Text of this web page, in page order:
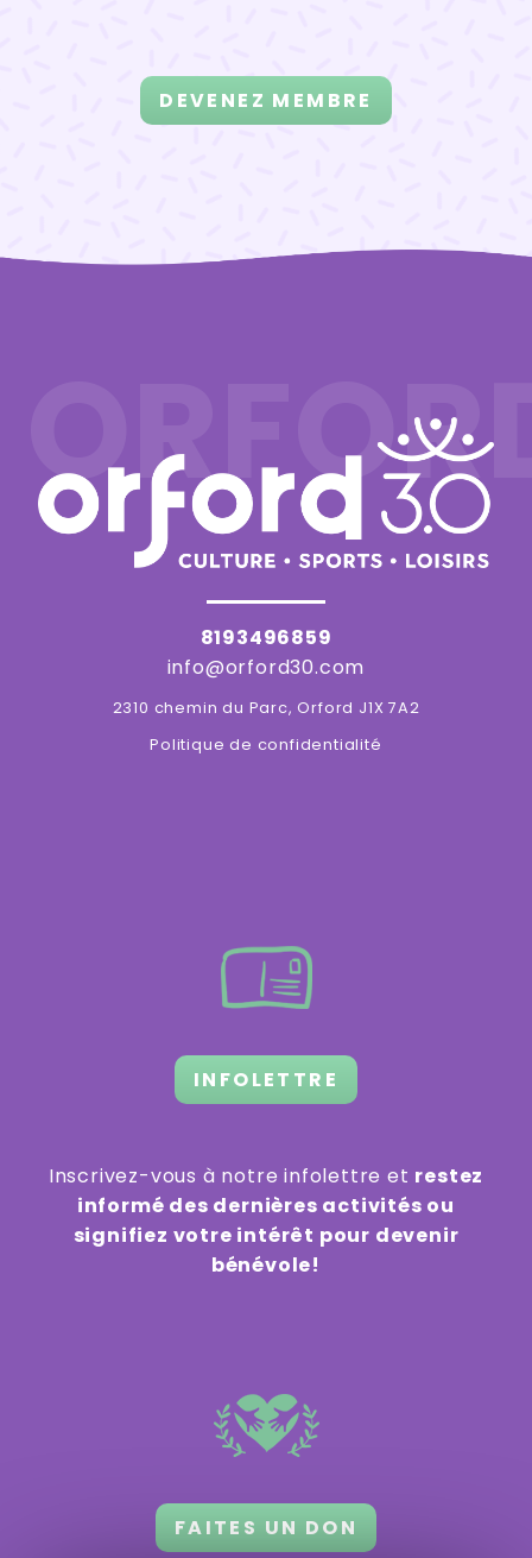
DEVENEZ MEMBRE
8193496859
info@orford30.com
2310 chemin du Parc, Orford J1X 7A2
Politique de confidentialité
INFOLETTRE
Inscrivez-vous à notre infolettre et restez
informé des dernières activités ou
signifiez votre intérêt pour devenir
bénévole!
FAITES UN DON